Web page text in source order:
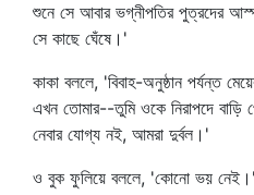
শুনে সে আবার ভগ্নীপতির পুত্রদের
সে কাছে ঘেঁষে।'
কাকা বললে, 'বিবাহ-অনুষ্ঠান পর্যন্ত
এখন তোমার--তুমি ওকে নিরাপদে
নেবার যোগ্য নই, আমরা দুর্বল।'
ও বুক ফুলিয়ে বললে, 'কোনো ভয় নেই।'